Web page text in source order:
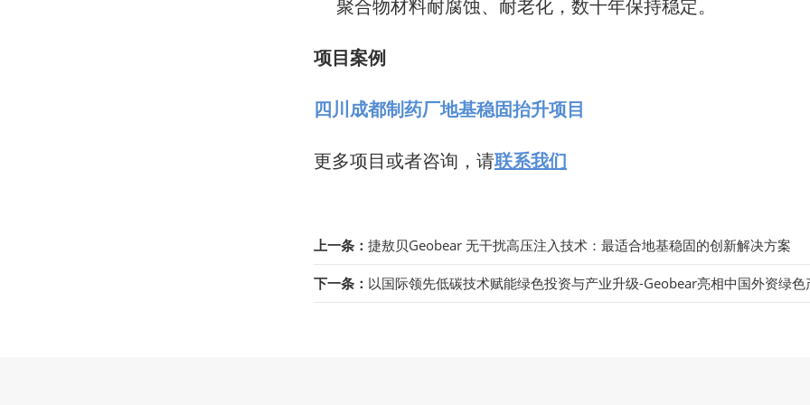
聚合物材料耐腐蚀、耐老化，数十年保持稳定。
项目案例
四川成都制药厂地基稳固抬升项目
更多项目或者咨询，请联系我们
上一条： 捷敖贝Geobear 无干扰高压注入技术：最适合地基稳固的创新解决方案
下一条： 以国际领先低碳技术赋能绿色投资与产业升级-Geobear亮相中国外资绿